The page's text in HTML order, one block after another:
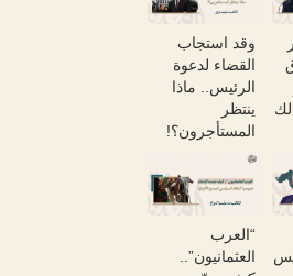
لك
وقد استجاب
القضاء لدعوة
الرئيس.. ماذا
ينتظر
المستأجرون؟!
“العرب
العثمانيون”..